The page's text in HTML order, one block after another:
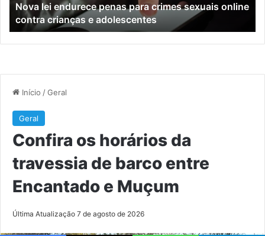
contra
crianças
e
adolescentes
Nova lei endurece penas para crimes sexuais online
contra crianças e adolescentes